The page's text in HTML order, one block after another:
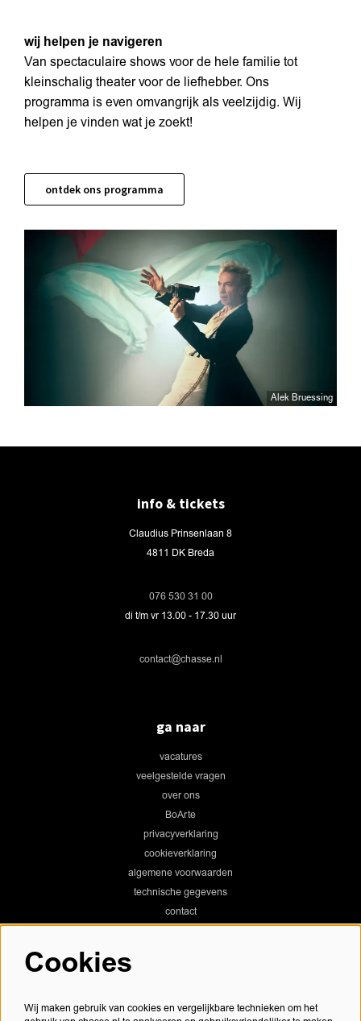
wij helpen je navigeren
Van spectaculaire shows voor de hele familie tot
kleinschalig theater voor de liefhebber. Ons
programma is even omvangrijk als veelzijdig. Wij
helpen je vinden wat je zoekt!
ontdek ons programma
Alek Bruessing
info & tickets
Claudius Prinsenlaan 8
4811 DK Breda
076 530 31 00
di t/m vr 13.00 - 17.30 uur
contact@chasse.nl
ga naar
vacatures
veelgestelde vragen
over ons
BoArte
privacyverklaring
cookieverklaring
algemene voorwaarden
technische gegevens
contact
Cookies
Wij maken gebruik van cookies en vergelijkbare technieken om het